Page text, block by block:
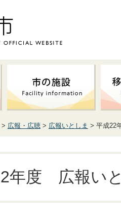
> 広報・広聴 > 広報いとしま > 平成22
年度 広報い